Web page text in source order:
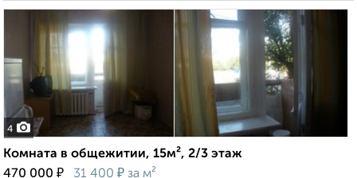
4
Комната в общежитии, 15м², 2/3 этаж
470 000 ₽ 31 400 ₽ за м²